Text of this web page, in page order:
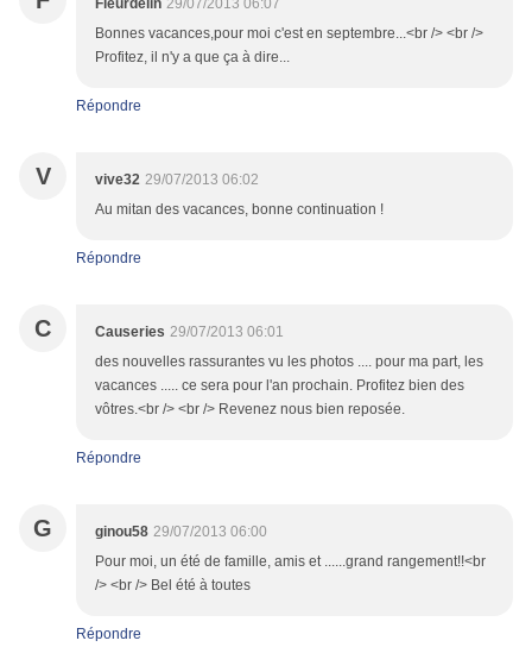
Fleurdelin 29/07/2013 06:07
Bonnes vacances,pour moi c'est en septembre...<br /> <br />
Profitez, il n'y a que ça à dire...
Répondre
V vive32 29/07/2013 06:02
Au mitan des vacances, bonne continuation !
Répondre
C Causeries 29/07/2013 06:01
des nouvelles rassurantes vu les photos .... pour ma part, les
vacances ..... ce sera pour l'an prochain. Profitez bien des
vôtres.<br /> <br /> Revenez nous bien reposée.
Répondre
G ginou58 29/07/2013 06:00
Pour moi, un été de famille, amis et ......grand rangement!!<br
/> <br /> Bel été à toutes
Répondre